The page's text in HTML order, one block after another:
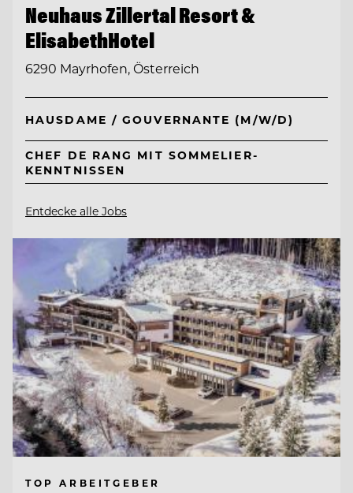
Neuhaus Zillertal Resort &
ElisabethHotel
6290 Mayrhofen, Österreich
HAUSDAME / GOUVERNANTE (M/W/D)
CHEF DE RANG MIT SOMMELIER-
KENNTNISSEN
Entdecke alle Jobs
TOP ARBEITGEBER